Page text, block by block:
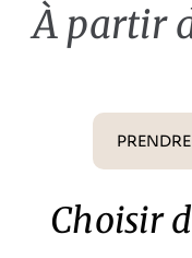
À partir
Choisir